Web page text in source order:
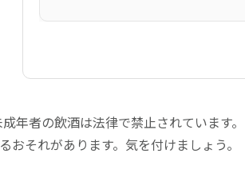
年者の飲酒は法律で禁止されています
それがあります。気を付けましょう。